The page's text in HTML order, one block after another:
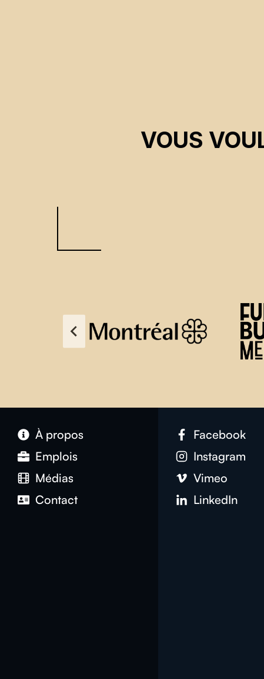
VOUS
À propos
Emplois
Médias
Contact
Facebook
Instagram
Vimeo
LinkedIn